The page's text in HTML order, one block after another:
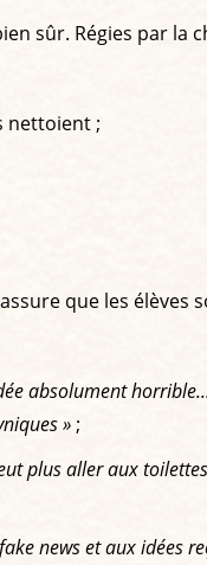
sûr. Régies par la
nettoient ;
que les
absolument
» ;
plus aller aux
news et aux idées